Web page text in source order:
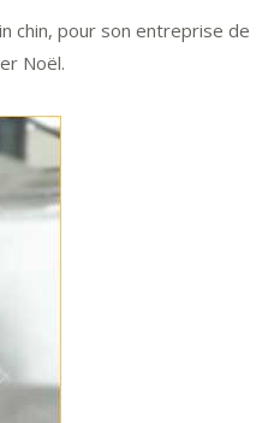
chin, pour son entreprise de
Noël.